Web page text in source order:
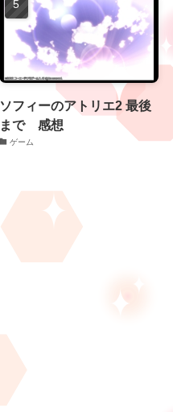
ソフィーのアトリエ2 最後
まで 感想
ゲーム